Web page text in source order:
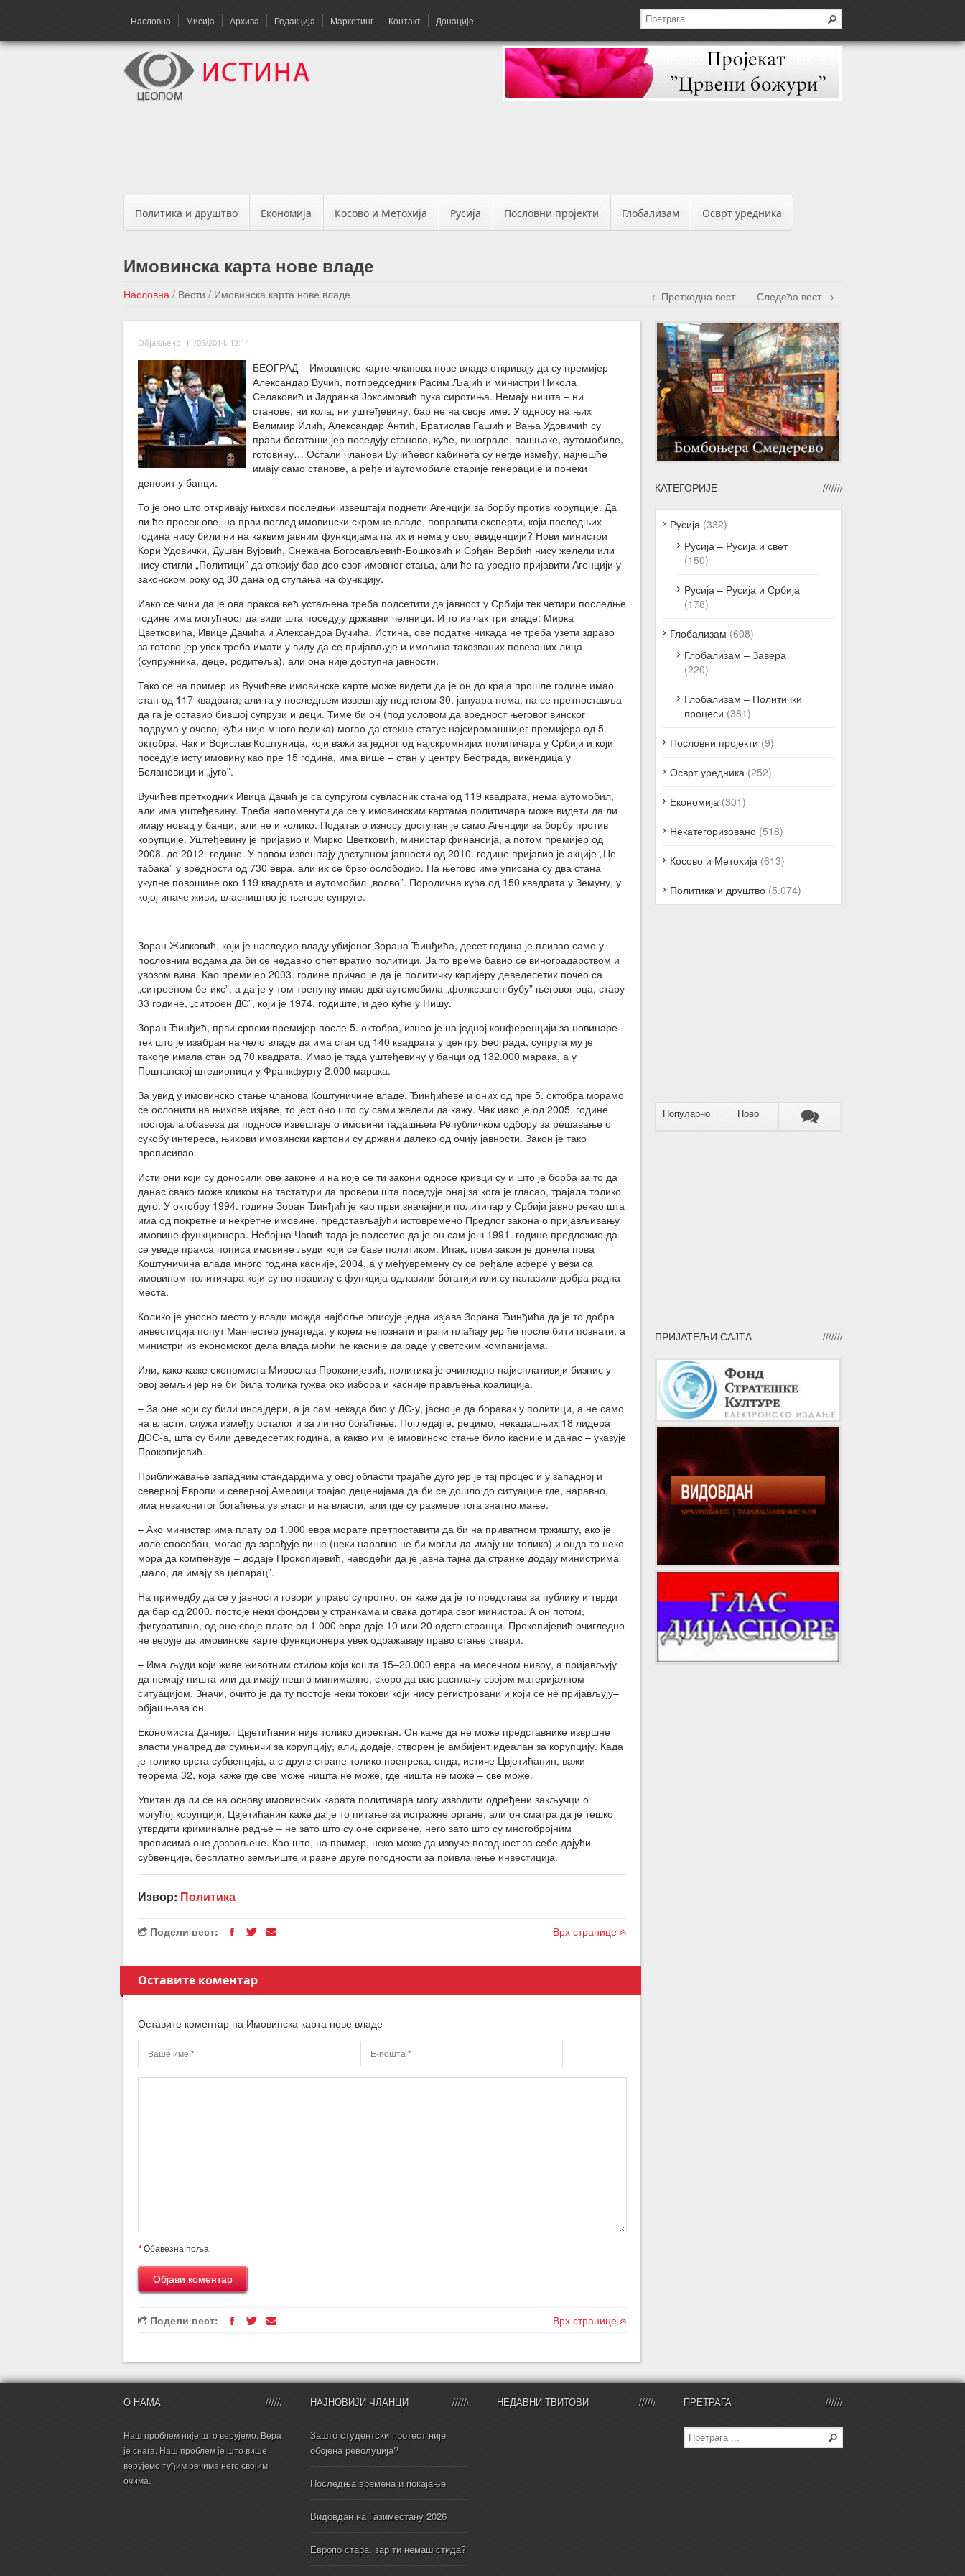
Насловна Мисија Архива Редакција Маркетинг Контакт Донације
Политика и друштво Економија Косово и Метохија Русија Пословни пројекти Глобализам Осврт уредника
Имовинска карта нове владе
Насловна / Вести / Имовинска карта нове владе ←Претходна вест Следећа вест →
Објављено: 11/05/2014, 13:14
БЕОГРАД – Имовинске карте чланова нове владе откривају да су премијер
Александар Вучић, потпредседник Расим Љајић и министри Никола
Селаковић и Јадранка Јоксимовић пука сиротиња. Немају ништа – ни
станове, ни кола, ни уштеђевину, бар не на своје име. У односу на њих
Велимир Илић, Александар Антић, Братислав Гашић и Вања Удовичић су
прави богаташи јер поседују станове, куће, винограде, пашњаке, аутомобиле,
готовину… Остали чланови Вучићевог кабинета су негде између, најчешће
имају само станове, а ређе и аутомобиле старије генерације и понеки
депозит у банци.
То је оно што откривају њихови последњи извештаји поднети Агенцији за борбу против корупције. Да
ли ће просек ове, на први поглед имовински скромне владе, поправити експерти, који последњих
година нису били ни на каквим јавним функцијама па их и нема у овој евиденцији? Нови министри
Кори Удовички, Душан Вујовић, Снежана Богосављевић-Бошковић и Срђан Вербић нису желели или
нису стигли „Политици” да открију бар део свог имовног стања, али ће га уредно пријавити Агенцији у
законском року од 30 дана од ступања на функцију.
Иако се чини да је ова пракса већ устаљена треба подсетити да јавност у Србији тек четири последње
године има могућност да види шта поседују државни челници. И то из чак три владе: Мирка
Цветковића, Ивице Дачића и Александра Вучића. Истина, ове податке никада не треба узети здраво
за готово јер увек треба имати у виду да се пријављује и имовина такозваних повезаних лица
(супружника, деце, родитеља), али она није доступна јавности.
Тако се на пример из Вучићеве имовинске карте може видети да је он до краја прошле године имао
стан од 117 квадрата, али га у последњем извештају поднетом 30. јануара нема, па се претпоставља
да га је оставио бившој супрузи и деци. Тиме би он (под условом да вредност његовог винског
подрума у очевој кући није много велика) могао да стекне статус најсиромашнијег премијера од 5.
октобра. Чак и Војислав Коштуница, који важи за једног од најскромнијих политичара у Србији и који
поседује исту имовину као пре 15 година, има више – стан у центру Београда, викендица у
Белановици и „југо”.
Вучићев претходник Ивица Дачић је са супругом сувласник стана од 119 квадрата, нема аутомобил,
али има уштеђевину. Треба напоменути да се у имовинским картама политичара може видети да ли
имају новац у банци, али не и колико. Податак о износу доступан је само Агенцији за борбу против
корупције. Уштеђевину је пријавио и Мирко Цветковић, министар финансија, а потом премијер од
2008. до 2012. године. У првом извештају доступном јавности од 2010. године пријавио је акције „Це
табака” у вредности од 730 евра, али их се брзо ослободио. На његово име уписана су два стана
укупне површине око 119 квадрата и аутомобил „волво”. Породична кућа од 150 квадрата у Земуну, у
којој иначе живи, власништво је његове супруге.
Зоран Живковић, који је наследио владу убијеног Зорана Ђинђића, десет година је пливао само у
пословним водама да би се недавно опет вратио политици. За то време бавио се виноградарством и
увозом вина. Као премијер 2003. године причао је да је политичку каријеру деведесетих почео са
„ситроеном бе-икс”, а да је у том тренутку имао два аутомобила „фолксваген бубу” његовог оца, стару
33 године, „ситроен ДС”, који је 1974. годиште, и део куће у Нишу.
Зоран Ђинђић, први српски премијер после 5. октобра, изнео је на једној конференцији за новинаре
тек што је изабран на чело владе да има стан од 140 квадрата у центру Београда, супруга му је
такође имала стан од 70 квадрата. Имао је тада уштеђевину у банци од 132.000 марака, а у
Поштанској штедионици у Франкфурту 2.000 марака.
За увид у имовинско стање чланова Коштуничине владе, Ђинђићеве и оних од пре 5. октобра морамо
се ослонити на њихове изјаве, то јест оно што су сами желели да кажу. Чак иако је од 2005. године
постојала обавеза да подносе извештаје о имовини тадашњем Републичком одбору за решавање о
сукобу интереса, њихови имовински картони су држани далеко од очију јавности. Закон је тако
прописивао.
Исти они који су доносили ове законе и на које се ти закони односе кривци су и што је борба за то да
данас свако може кликом на тастатури да провери шта поседује онај за кога је гласао, трајала толико
дуго. У октобру 1994. године Зоран Ђинђић је као први значајнији политичар у Србији јавно рекао шта
има од покретне и некретне имовине, представљајући истовремено Предлог закона о пријављивању
имовине функционера. Небојша Човић тада је подсетио да је он сам још 1991. године предложио да
се уведе пракса пописа имовине људи који се баве политиком. Ипак, први закон је донела прва
Коштуничина влада много година касније, 2004, а у међувремену су се ређале афере у вези са
имовином политичара који су по правилу с функција одлазили богатији или су налазили добра радна
места.
Колико је уносно место у влади можда најбоље описује једна изјава Зорана Ђинђића да је то добра
инвестиција попут Манчестер јунајтеда, у којем непознати играчи плаћају јер ће после бити познати, а
министри из економског дела влада моћи ће касније да раде у светским компанијама.
Или, како каже економиста Мирослав Прокопијевић, политика је очигледно најисплативији бизнис у
овој земљи јер не би била толика гужва око избора и касније прављења коалиција.
– За оне који су били инсајдери, а ја сам некада био у ДС-у, јасно је да боравак у политици, а не само
на власти, служи између осталог и за лично богаћење. Погледајте, рецимо, некадашњих 18 лидера
ДОС-а, шта су били деведесетих година, а какво им је имовинско стање било касније и данас – указује
Прокопијевић.
Приближавање западним стандардима у овој области трајаће дуго јер је тај процес и у западној и
северној Европи и северној Америци трајао деценијама да би се дошло до ситуације где, наравно,
има незаконитог богаћења уз власт и на власти, али где су размере тога знатно мање.
– Ако министар има плату од 1.000 евра морате претпоставити да би на приватном тржишту, ако је
иоле способан, могао да зарађује више (неки наравно не би могли да имају ни толико) и онда то неко
мора да компензује – додаје Прокопијевић, наводећи да је јавна тајна да странке додају министрима
„мало, да имају за џепарац”.
На примедбу да се у јавности говори управо супротно, он каже да је то представа за публику и тврди
да бар од 2000. постоје неки фондови у странкама и свака дотира свог министра. А он потом,
фигуративно, од оне своје плате од 1.000 евра даје 10 или 20 одсто странци. Прокопијевић очигледно
не верује да имовинске карте функционера увек одражавају право стање ствари.
– Има људи који живе животним стилом који кошта 15–20.000 евра на месечном нивоу, а пријављују
да немају ништа или да имају нешто минимално, скоро да вас расплачу својом материјалном
ситуацијом. Значи, очито је да ту постоје неки токови који нису регистровани и који се не пријављују–
објашњава он.
Економиста Данијел Цвјетићанин није толико директан. Он каже да не може представнике извршне
власти унапред да сумњичи за корупцију, али, додаје, створен је амбијент идеалан за корупцију. Када
је толико врста субвенција, а с друге стране толико препрека, онда, истиче Цвјетићанин, важи
теорема 32, која каже где све може ништа не може, где ништа не може – све може.
Упитан да ли се на основу имовинских карата политичара могу изводити одређени закључци о
могућој корупцији, Цвјетићанин каже да је то питање за истражне органе, али он сматра да је тешко
утврдити криминалне радње – не зато што су оне скривене, него зато што су многобројним
прописима оне дозвољене. Као што, на пример, неко може да извуче погодност за себе дајући
субвенције, бесплатно земљиште и разне друге погодности за привлачење инвестиција.
Извор: Политика
Подели вест: Врх странице
Оставите коментар
Оставите коментар на Имовинска карта нове владе
*Обавезна поља
Подели вест: Врх странице
КАТЕГОРИЈЕ
Русија (332)
Русија – Русија и свет
(150)
Русија – Русија и Србија
(178)
Глобализам (608)
Глобализам – Завера
(220)
Глобализам – Политички
процеси (381)
Пословни пројекти (9)
Осврт уредника (252)
Економија (301)
Некатегоризовано (518)
Косово и Метохија (613)
Политика и друштво (5.074)
Популарно Ново
ПРИЈАТЕЉИ САЈТА
О НАМА
Наш проблем није што верујемо. Вера
је снага. Наш проблем је што више
верујемо туђим речима него својим
очима.
НАЈНОВИЈИ ЧЛАНЦИ
Зашто студентски протест није
обојена револуција?
Последња времена и покајање
Видовдан на Газиместану 2026
Европо стара, зар ти немаш стида?
НЕДАВНИ ТВИТОВИ ПРЕТРАГА